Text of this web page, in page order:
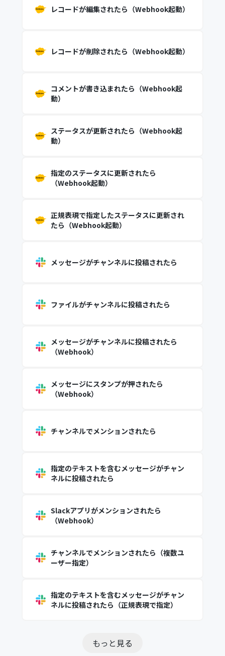
レコードが編集されたら（Webhook起動）
レコードが削除されたら（Webhook起動）
コメントが書き込まれたら（Webhook起
動）
ステータスが更新されたら（Webhook起
動）
指定のステータスに更新されたら
（Webhook起動）
正規表現で指定したステータスに更新され
たら（Webhook起動）
メッセージがチャンネルに投稿されたら
ファイルがチャンネルに投稿されたら
メッセージがチャンネルに投稿されたら
（Webhook）
メッセージにスタンプが押されたら
（Webhook）
チャンネルでメンションされたら
指定のテキストを含むメッセージがチャン
ネルに投稿されたら
Slackアプリがメンションされたら
（Webhook）
チャンネルでメンションされたら（複数ユ
ーザー指定）
指定のテキストを含むメッセージがチャン
ネルに投稿されたら（正規表現で指定）
もっと見る